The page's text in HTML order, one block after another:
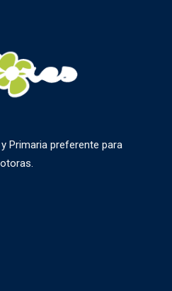
Primaria preferente para